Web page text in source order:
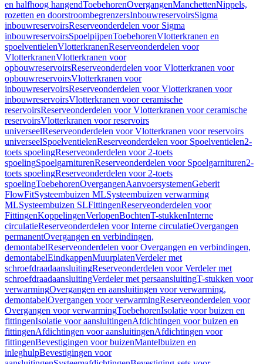
en halfhoog hangendToebehorenOvergangenManchettenNippels,
rozetten en doorstroombegrenzersInbouwreservoirsSigma
inbouwreservoirsReserveonderdelen voor Sigma
inbouwreservoirsSpoelpijpenToebehorenVlotterkranen en
spoelventielenVlotterkranenReserveonderdelen voor
VlotterkranenVlotterkranen voor
opbouwreservoirsReserveonderdelen voor Vlotterkranen voor
opbouwreservoirsVlotterkranen voor
inbouwreservoirsReserveonderdelen voor Vlotterkranen voor
inbouwreservoirsVlotterkranen voor ceramische
reservoirsReserveonderdelen voor Vlotterkranen voor ceramische
reservoirsVlotterkranen voor reservoirs
universeelReserveonderdelen voor Vlotterkranen voor reservoirs
universeelSpoelventielenReserveonderdelen voor Spoelventielen2-
toets spoelingReserveonderdelen voor 2-toets
spoelingSpoelgarniturenReserveonderdelen voor Spoelgarnituren2-
toets spoelingReserveonderdelen voor 2-toets
spoelingToebehorenOvergangenAanvoersystemenGeberit
FlowFitSysteembuizen MLSysteembuizen verwarming
MLSysteembuizen SLFittingenReserveonderdelen voor
FittingenKoppelingenVerlopenBochtenT-stukkenInterne
circulatieReserveonderdelen voor Interne circulatieOvergangen
permanentOvergangen en verbindingen,
demontabelReserveonderdelen voor Overgangen en verbindingen,
demontabelEindkappenMuurplatenVerdeler met
schroefdraadaansluitingReserveonderdelen voor Verdeler met
schroefdraadaansluitingVerdeler met persaansluitingT-stukken voor
verwarmingOvergangen en aansluitingen voor verwarming,
demontabelOvergangen voor verwarmingReserveonderdelen voor
Overgangen voor verwarmingToebehorenIsolatie voor buizen en
fittingenIsolatie voor aansluitingenAfdichtingen voor buizen en
fittingenAfdichtingen voor aansluitingenAfdichtingen voor
fittingenBevestigingen voor buizenMantelbuizen en
inleghulpBevestigingen voor